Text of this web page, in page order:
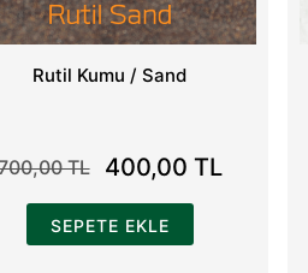
Rutil Kumu / Sand
TL 400,00 TL
SEPETE EKLE